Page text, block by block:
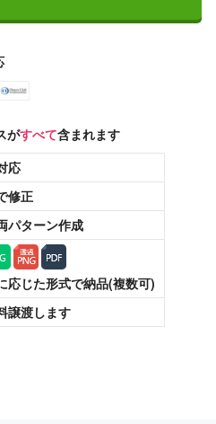
がすべて含まれます
応
修正
パターン作成
応じた形式で納品(複数可)
譲渡します